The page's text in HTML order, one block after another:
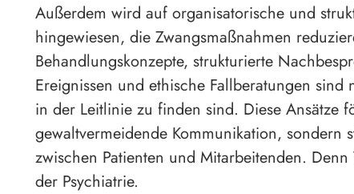
Außerdem wird auf organisatorische und
hingewiesen, die Zwangsmaßnahmen
Behandlungskonzepte, strukturierte
Ereignissen und ethische Fallberatungen
in der Leitlinie zu finden sind. Diese Ansätze
gewaltvermeidende Kommunikation, sondern
zwischen Patienten und Mitarbeitenden.
der Psychiatrie.